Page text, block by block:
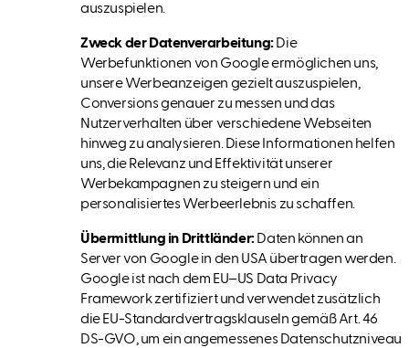
auszuspielen.
Zweck der Datenverarbeitung:Die
Werbefunktionen von Google ermöglichen uns,
unsere Werbeanzeigen gezielt auszuspielen,
Conversions genauer zu messen und das
Nutzerverhalten über verschiedene Webseiten
hinweg zu analysieren. Diese Informationen helfen
uns, die Relevanz und Effektivität unserer
Werbekampagnen zu steigern und ein
personalisiertes Werbeerlebnis zu schaffen.
Übermittlung in Drittländer:Daten können an
Server von Google in den USA übertragen werden.
Google ist nach dem EU–US Data Privacy
Framework zertifiziert und verwendet zusätzlich
die EU-Standardvertragsklauseln gemäß Art. 46
DS-GVO, um ein angemessenes Datenschutzniveau